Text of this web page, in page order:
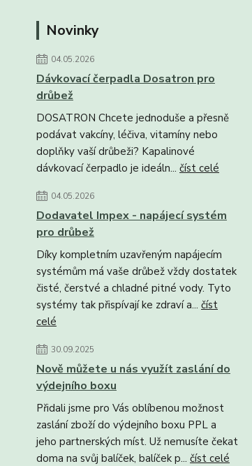
Novinky
04.05.2026
Dávkovací čerpadla Dosatron pro
drůbež
DOSATRON Chcete jednoduše a přesně
podávat vakcíny, léčiva, vitamíny nebo
doplňky vaší drůbeži? Kapalinové
dávkovací čerpadlo je ideáln... číst celé
04.05.2026
Dodavatel Impex - napájecí systém
pro drůbež
Díky kompletním uzavřeným napájecím
systémům má vaše drůbež vždy dostatek
čisté, čerstvé a chladné pitné vody. Tyto
systémy tak přispívají ke zdraví a... číst
celé
30.09.2025
Nově můžete u nás využít zaslání do
výdejního boxu
Přidali jsme pro Vás oblíbenou možnost
zaslání zboží do výdejního boxu PPL a
jeho partnerských míst. Už nemusíte čekat
doma na svůj balíček, balíček p... číst celé